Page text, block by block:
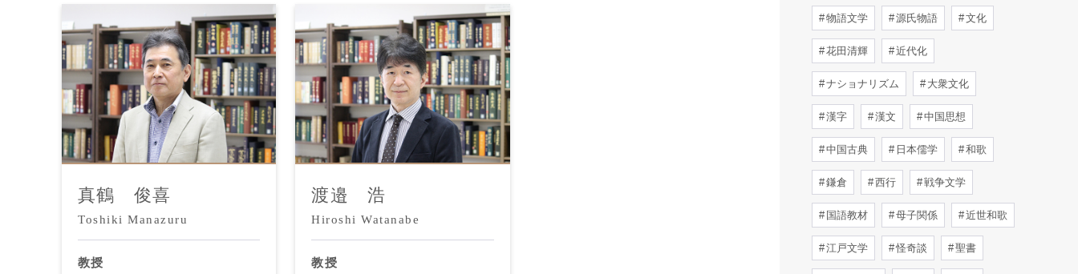
真鶴 俊喜
Toshiki Manazuru
教授
渡邉 浩
Hiroshi Watanabe
教授
物語文学 源氏物語 文化
花田清輝 近代化
ナショナリズム 大衆文化
漢字 漢文 中国思想
中国古典 日本儒学 和歌
鎌倉 西行 戦争文学
国語教材 母子関係 近世和歌
江戸文学 怪奇談 聖書